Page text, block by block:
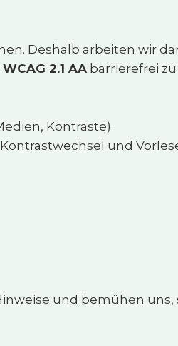
Deshalb arbeiten wir
WCAG 2.1 AA barrierefrei
Kontraste).
und
und bemühen uns,